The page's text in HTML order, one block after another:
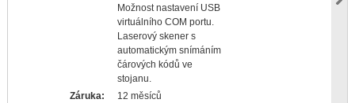
Možnost nastavení USB
virtuálního COM portu.
Laserový skener s
automatickým snímáním
čárových kódů ve
stojanu.
Záruka:
12 měsíců